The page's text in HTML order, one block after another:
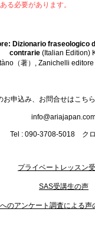
る必要があります。
Dizionario fraseologico
contrarie(Italian Edition)
（著）, Zanichelli
お申込み、お問合せはこち
Tel : 090-3708-5018 ク
プライベートレッスン
SAS受講生の声
のアンケート調査による声